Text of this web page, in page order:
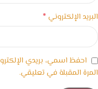
البريد الإلكتروني *
احفظ اسمي، بريدي
المرة المقبلة في تعليقي.